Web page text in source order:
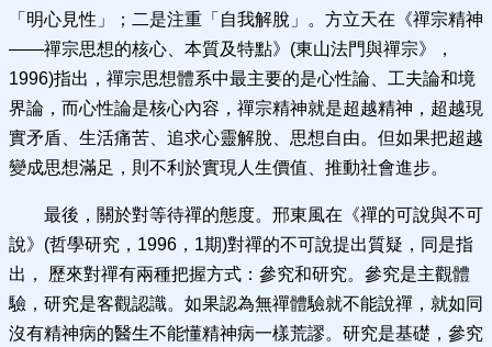
「明心見性」；二是注重「自我解脫」。方立天在《禪宗精神
——禪宗思想的核心、本質及特點》(東山法門與禪宗》，
1996)指出，禪宗思想體系中最主要的是心性論、工夫論和境
界論，而心性論是核心內容，禪宗精神就是超越精神，超越現
實矛盾、生活痛苦、追求心靈解脫、思想自由。但如果把超越
變成思想滿足，則不利於實現人生價值、推動社會進步。
最後，關於對等待禪的態度。邢東風在《禪的可說與不可
說》(哲學研究，1996，1期)對禪的不可說提出質疑，同是指
出， 歷來對禪有兩種把握方式：參究和研究。參究是主觀體
驗，研究是客觀認識。如果認為無禪體驗就不能說禪，就如同
沒有精神病的醫生不能懂精神病一樣荒謬。研究是基礎，參究